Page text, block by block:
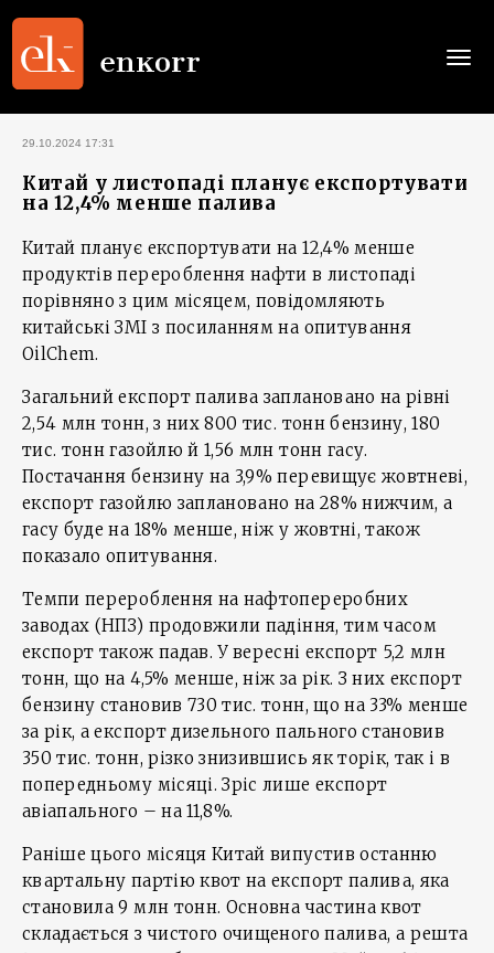
29.10.2024 17:31
Китай у листопаді планує експортувати
на 12,4% менше палива
Китай планує експортувати на 12,4% менше
продуктів перероблення нафти в листопаді
порівняно з цим місяцем, повідомляють
китайські ЗМІ з посиланням на опитування
OilChem.
Загальний експорт палива заплановано на рівні
2,54 млн тонн, з них 800 тис. тонн бензину, 180
тис. тонн газойлю й 1,56 млн тонн гасу.
Постачання бензину на 3,9% перевищує жовтневі,
експорт газойлю заплановано на 28% нижчим, а
гасу буде на 18% менше, ніж у жовтні, також
показало опитування.
Темпи перероблення на нафтопереробних
заводах (НПЗ) продовжили падіння, тим часом
експорт також падав. У вересні експорт 5,2 млн
тонн, що на 4,5% менше, ніж за рік. З них експорт
бензину становив 730 тис. тонн, що на 33% менше
за рік, а експорт дизельного пального становив
350 тис. тонн, різко знизившись як торік, так і в
попередньому місяці. Зріс лише експорт
авіапального – на 11,8%.
Раніше цього місяця Китай випустив останню
квартальну партію квот на експорт палива, яка
становила 9 млн тонн. Основна частина квот
складається з чистого очищеного палива, а решта